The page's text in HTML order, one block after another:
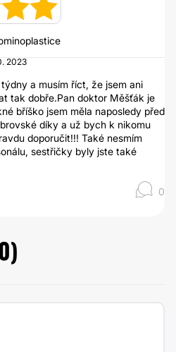
2023
a musím říct, že jsem ani
tak dobře.Pan doktor Měšťák je
bříško jsem měla naposledy před
díky a už bych k nikomu
doporučit!!! Také nesmím
sestřičky byly jste také
0
)